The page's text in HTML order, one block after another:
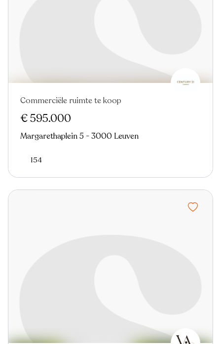
Commerciële ruimte te koop
€ 595.000
Margarethaplein 5 - 3000 Leuven
154